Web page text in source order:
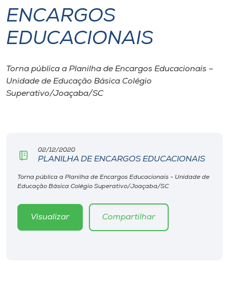
I.nova
Cultura
Editora
Rádio
ENCARGOS
EDUCACIONAIS
Torna pública a Planilha de Encargos Educacionais –
Unidade de Educação Básica Colégio
Superativo/Joaçaba/SC
02/12/2020
PLANILHA DE ENCARGOS EDUCACIONAIS
Torna pública a Planilha de Encargos Educacionais - Unidade de
Educação Básica Colégio Superativo/Joaçaba/SC
Visualizar Compartilhar